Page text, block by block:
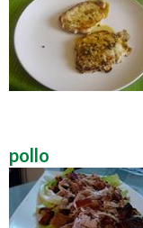
pollo